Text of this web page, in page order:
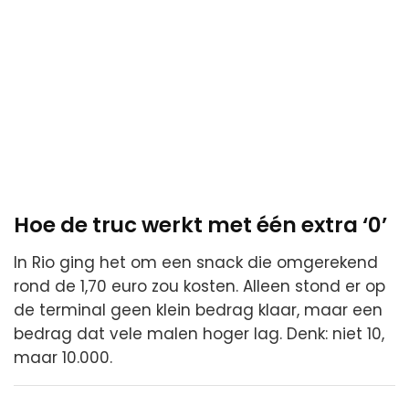
Hoe de truc werkt met één extra ‘0’
In Rio ging het om een snack die omgerekend
rond de 1,70 euro zou kosten. Alleen stond er op
de terminal geen klein bedrag klaar, maar een
bedrag dat vele malen hoger lag. Denk: niet 10,
maar 10.000.